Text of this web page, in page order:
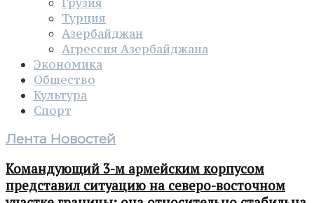
Турция
Азербайджан
Агрессия Азербайджана
Экономика
Общество
Культура
Спорт
Лента Новостей
Командующий 3-м армейским корпусом
представил ситуацию на северо-восточном